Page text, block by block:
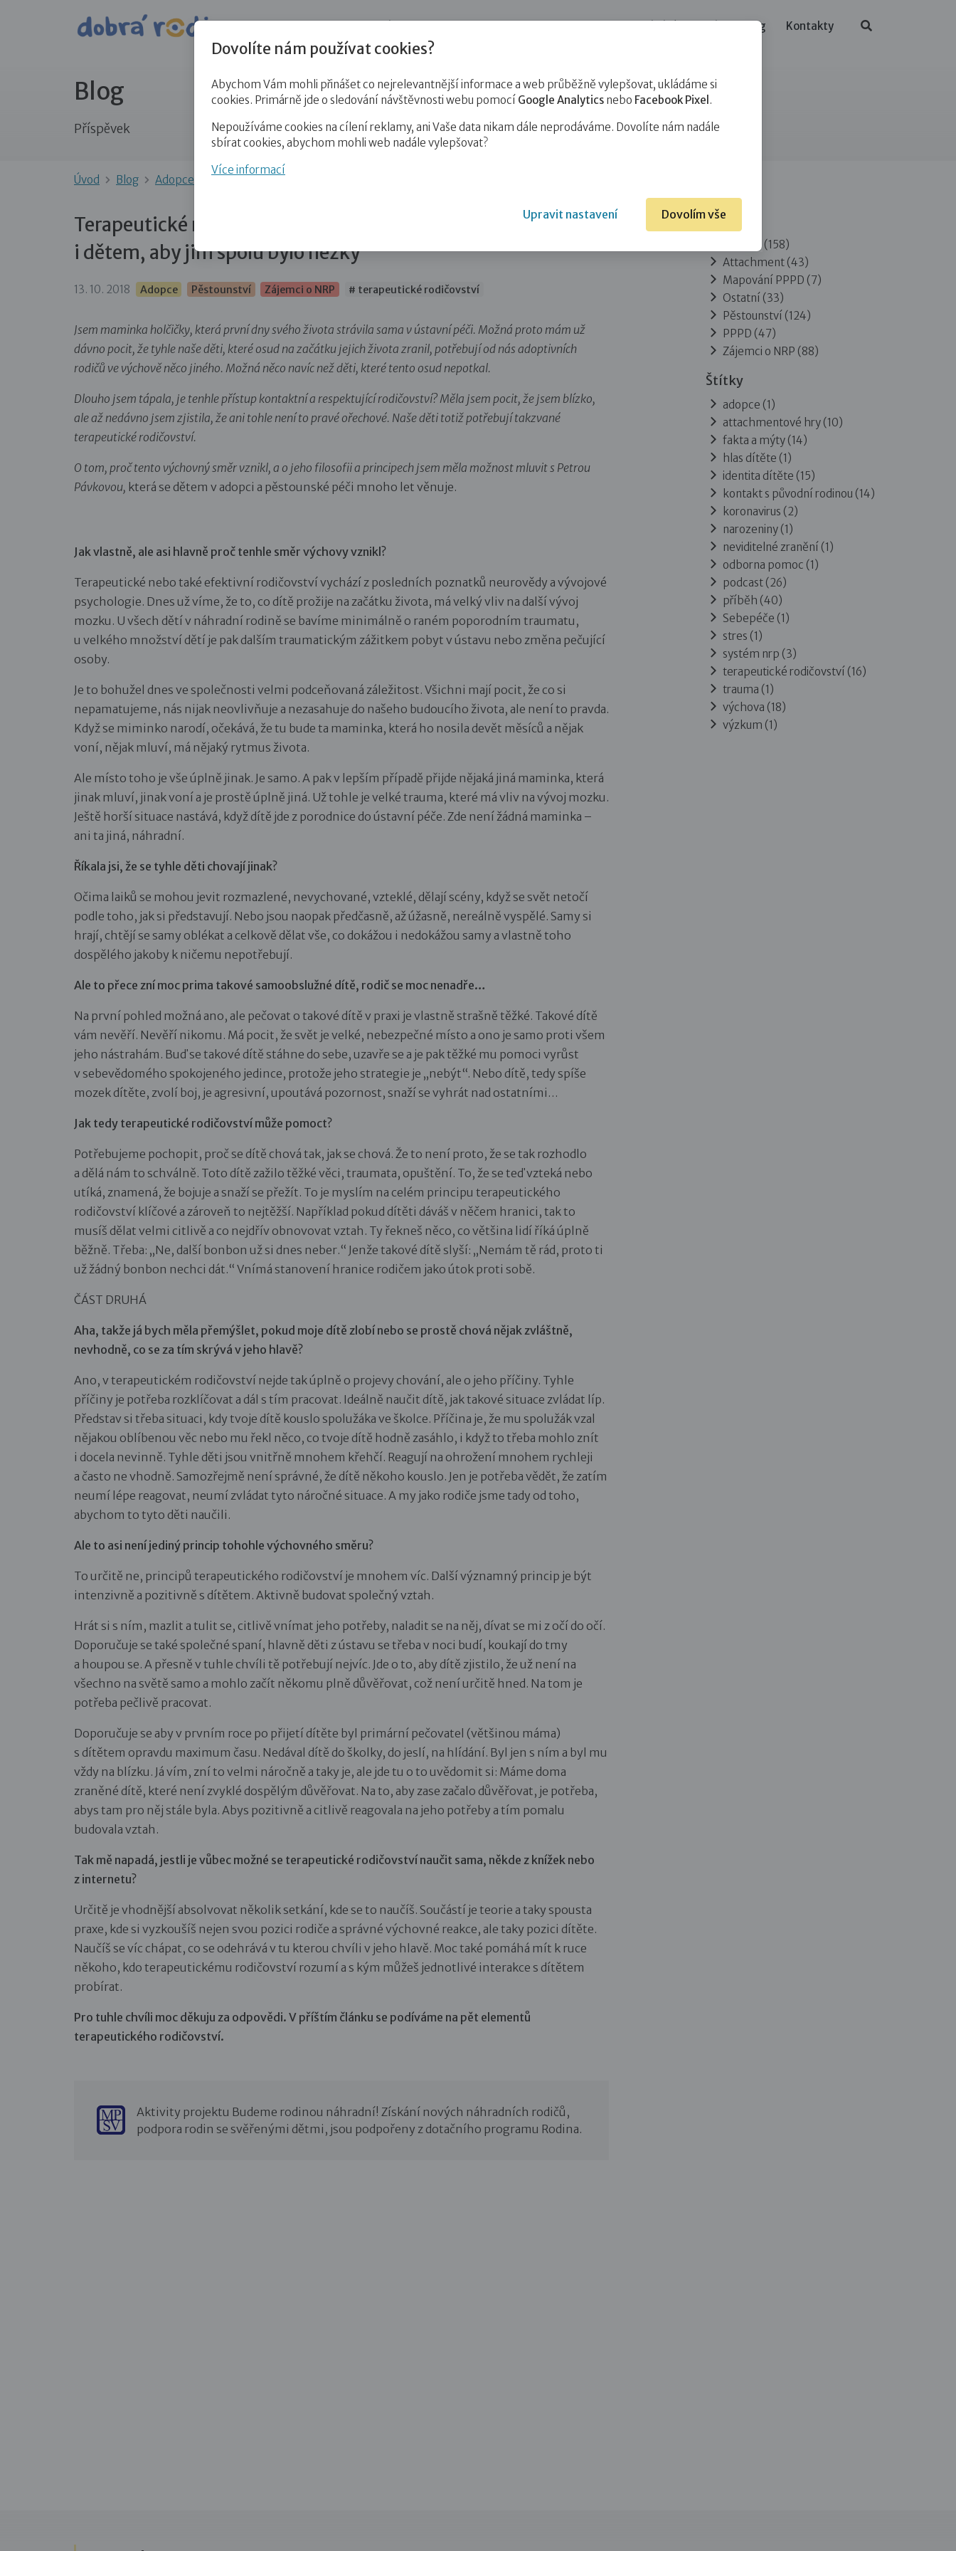
Blog Kontakty
Blog
Příspěvek
Úvod Blog Adopce Terapeutické rodičovství pomáhá náhradním rodičům i dětem, aby jim spolu…
Terapeutické rodičovství pomáhá náhradním rodičům
i dětem, aby jim spolu bylo hezky
13. 10. 2018 Adopce Pěstounství Zájemci o NRP # terapeutické rodičovství
Jsem maminka holčičky, která první dny svého života strávila sama v ústavní péči. Možná proto mám už
dávno pocit, že tyhle naše děti, které osud na začátku jejich života zranil, potřebují od nás adoptivních
rodičů ve výchově něco jiného. Možná něco navíc než děti, které tento osud nepotkal.
Dlouho jsem tápala, je tenhle přístup kontaktní a respektující rodičovství? Měla jsem pocit, že jsem blízko,
ale až nedávno jsem zjistila, že ani tohle není to pravé ořechové. Naše děti totiž potřebují takzvané
terapeutické rodičovství.
O tom, proč tento výchovný směr vznikl, a o jeho filosofii a principech jsem měla možnost mluvit s Petrou
Pávkovou, která se dětem v adopci a pěstounské péči mnoho let věnuje.
Jak vlastně, ale asi hlavně proč tenhle směr výchovy vznikl?
Terapeutické nebo také efektivní rodičovství vychází z posledních poznatků neurovědy a vývojové
psychologie. Dnes už víme, že to, co dítě prožije na začátku života, má velký vliv na další vývoj
mozku. U všech dětí v náhradní rodině se bavíme minimálně o raném poporodním traumatu,
u velkého množství dětí je pak dalším traumatickým zážitkem pobyt v ústavu nebo změna pečující
osoby.
Je to bohužel dnes ve společnosti velmi podceňovaná záležitost. Všichni mají pocit, že co si
nepamatujeme, nás nijak neovlivňuje a nezasahuje do našeho budoucího života, ale není to pravda.
Když se miminko narodí, očekává, že tu bude ta maminka, která ho nosila devět měsíců a nějak
voní, nějak mluví, má nějaký rytmus života.
Ale místo toho je vše úplně jinak. Je samo. A pak v lepším případě přijde nějaká jiná maminka, která
jinak mluví, jinak voní a je prostě úplně jiná. Už tohle je velké trauma, které má vliv na vývoj mozku.
Ještě horší situace nastává, když dítě jde z porodnice do ústavní péče. Zde není žádná maminka –
ani ta jiná, náhradní.
Říkala jsi, že se tyhle děti chovají jinak?
Očima laiků se mohou jevit rozmazlené, nevychované, vzteklé, dělají scény, když se svět netočí
podle toho, jak si představují. Nebo jsou naopak předčasně, až úžasně, nereálně vyspělé. Samy si
hrají, chtějí se samy oblékat a celkově dělat vše, co dokážou i nedokážou samy a vlastně toho
dospělého jakoby k ničemu nepotřebují.
Ale to přece zní moc prima takové samoobslužné dítě, rodič se moc nenadře…
Na první pohled možná ano, ale pečovat o takové dítě v praxi je vlastně strašně těžké. Takové dítě
vám nevěří. Nevěří nikomu. Má pocit, že svět je velké, nebezpečné místo a ono je samo proti všem
jeho nástrahám. Buď se takové dítě stáhne do sebe, uzavře se a je pak těžké mu pomoci vyrůst
v sebevědomého spokojeného jedince, protože jeho strategie je „nebýt“. Nebo dítě, tedy spíše
mozek dítěte, zvolí boj, je agresivní, upoutává pozornost, snaží se vyhrát nad ostatními…
Jak tedy terapeutické rodičovství může pomoct?
Potřebujeme pochopit, proč se dítě chová tak, jak se chová. Že to není proto, že se tak rozhodlo
a dělá nám to schválně. Toto dítě zažilo těžké věci, traumata, opuštění. To, že se teď vzteká nebo
utíká, znamená, že bojuje a snaží se přežít. To je myslím na celém principu terapeutického
rodičovství klíčové a zároveň to nejtěžší. Například pokud dítěti dáváš v něčem hranici, tak to
musíš dělat velmi citlivě a co nejdřív obnovovat vztah. Ty řekneš něco, co většina lidí říká úplně
běžně. Třeba: „Ne, další bonbon už si dnes neber.“ Jenže takové dítě slyší: „Nemám tě rád, proto ti
už žádný bonbon nechci dát.“ Vnímá stanovení hranice rodičem jako útok proti sobě.
ČÁST DRUHÁ
Aha, takže já bych měla přemýšlet, pokud moje dítě zlobí nebo se prostě chová nějak zvláštně,
nevhodně, co se za tím skrývá v jeho hlavě?
Ano, v terapeutickém rodičovství nejde tak úplně o projevy chování, ale o jeho příčiny. Tyhle
příčiny je potřeba rozklíčovat a dál s tím pracovat. Ideálně naučit dítě, jak takové situace zvládat líp.
Představ si třeba situaci, kdy tvoje dítě kouslo spolužáka ve školce. Příčina je, že mu spolužák vzal
nějakou oblíbenou věc nebo mu řekl něco, co tvoje dítě hodně zasáhlo, i když to třeba mohlo znít
i docela nevinně. Tyhle děti jsou vnitřně mnohem křehčí. Reagují na ohrožení mnohem rychleji
a často ne vhodně. Samozřejmě není správné, že dítě někoho kouslo. Jen je potřeba vědět, že zatím
neumí lépe reagovat, neumí zvládat tyto náročné situace. A my jako rodiče jsme tady od toho,
abychom to tyto děti naučili.
Ale to asi není jediný princip tohohle výchovného směru?
To určitě ne, principů terapeutického rodičovství je mnohem víc. Další významný princip je být
intenzivně a pozitivně s dítětem. Aktivně budovat společný vztah.
Hrát si s ním, mazlit a tulit se, citlivě vnímat jeho potřeby, naladit se na něj, dívat se mi z očí do očí.
Doporučuje se také společné spaní, hlavně děti z ústavu se třeba v noci budí, koukají do tmy
a houpou se. A přesně v tuhle chvíli tě potřebují nejvíc. Jde o to, aby dítě zjistilo, že už není na
všechno na světě samo a mohlo začít někomu plně důvěřovat, což není určitě hned. Na tom je
potřeba pečlivě pracovat.
Doporučuje se aby v prvním roce po přijetí dítěte byl primární pečovatel (většinou máma)
s dítětem opravdu maximum času. Nedával dítě do školky, do jeslí, na hlídání. Byl jen s ním a byl mu
vždy na blízku. Já vím, zní to velmi náročně a taky je, ale jde tu o to uvědomit si: Máme doma
zraněné dítě, které není zvyklé dospělým důvěřovat. Na to, aby zase začalo důvěřovat, je potřeba,
abys tam pro něj stále byla. Abys pozitivně a citlivě reagovala na jeho potřeby a tím pomalu
budovala vztah.
Tak mě napadá, jestli je vůbec možné se terapeutické rodičovství naučit sama, někde z knížek nebo
z internetu?
Určitě je vhodnější absolvovat několik setkání, kde se to naučíš. Součástí je teorie a taky spousta
praxe, kde si vyzkoušíš nejen svou pozici rodiče a správné výchovné reakce, ale taky pozici dítěte.
Naučíš se víc chápat, co se odehrává v tu kterou chvíli v jeho hlavě. Moc také pomáhá mít k ruce
někoho, kdo terapeutickému rodičovství rozumí a s kým můžeš jednotlivé interakce s dítětem
probírat.
Pro tuhle chvíli moc děkuju za odpovědi. V příštím článku se podíváme na pět elementů
terapeutického rodičovství.
Aktivity projektu Budeme rodinou náhradní! Získání nových náhradních rodičů,
podpora rodin se svěřenými dětmi, jsou podpořeny z dotačního programu Rodina.
Rubriky
Adopce(158)
Attachment(43)
Mapování PPPD (7)
Ostatní (33)
Pěstounství (124)
PPPD (47)
Zájemci o NRP (88)
Štítky
adopce (1)
attachmentové hry (10)
fakta a mýty (14)
hlas dítěte (1)
identita dítěte (15)
kontakt s původní rodinou (14)
koronavirus (2)
narozeniny (1)
neviditelné zranění (1)
odborna pomoc (1)
podcast (26)
příběh (40)
Sebepéče (1)
stres (1)
systém nrp (3)
terapeutické rodičovství (16)
trauma (1)
výchova (18)
výzkum (1)
Dovolíte nám používat cookies?
Abychom Vám mohli přinášet co nejrelevantnější informace a web průběžně vylepšovat, ukládáme si
cookies. Primárně jde o sledování návštěvnosti webu pomocí Google Analytics nebo Facebook Pixel .
Nepoužíváme cookies na cílení reklamy, ani Vaše data nikam dále neprodáváme. Dovolíte nám nadále
sbírat cookies, abychom mohli web nadále vylepšovat?
Více informací
Upravit nastavení Dovolím vše